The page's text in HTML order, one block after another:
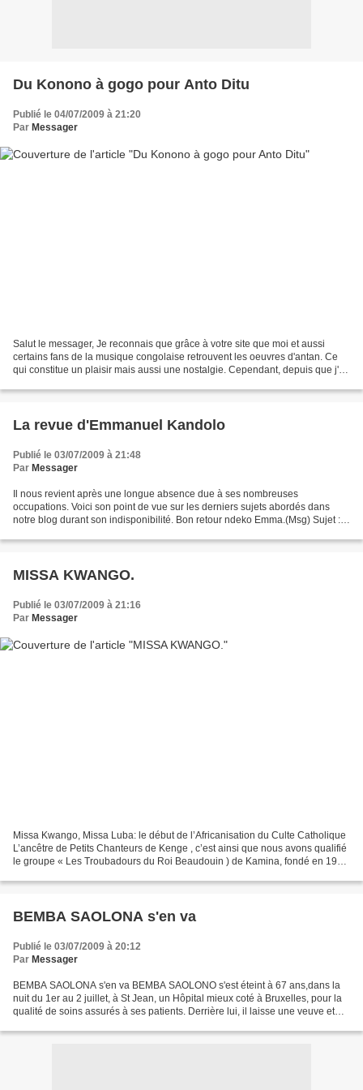
Du Konono à gogo pour Anto Ditu
Publié le 04/07/2009 à 21:20
Par Messager
Salut le messager, Je reconnais que grâce à votre site que moi et aussi
certains fans de la musique congolaise retrouvent les oeuvres d'antan. Ce
qui constitue un plaisir mais aussi une nostalgie. Cependant, depuis que j'ai
La revue d'Emmanuel Kandolo
Publié le 03/07/2009 à 21:48
Par Messager
Il nous revient après une longue absence due à ses nombreuses
occupations. Voici son point de vue sur les derniers sujets abordés dans
notre blog durant son indisponibilité. Bon retour ndeko Emma.(Msg) Sujet :
MISSA KWANGO.
Publié le 03/07/2009 à 21:16
Par Messager
Missa Kwango, Missa Luba: le début de l’Africanisation du Culte Catholique
L’ancêtre de Petits Chanteurs de Kenge , c’est ainsi que nous avons qualifié
le groupe « Les Troubadours du Roi Beaudouin ) de Kamina, fondé en 1955
BEMBA SAOLONA s'en va
Publié le 03/07/2009 à 20:12
Par Messager
BEMBA SAOLONA s'en va BEMBA SAOLONO s'est éteint à 67 ans,dans la
nuit du 1er au 2 juillet, à St Jean, un Hôpital mieux coté à Bruxelles, pour la
qualité de soins assurés à ses patients. Derrière lui, il laisse une veuve et